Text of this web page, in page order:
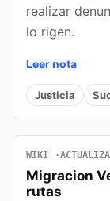
realizar
lo rigen.
Leer nota
Justicia
WIKI
Migracion
rutas